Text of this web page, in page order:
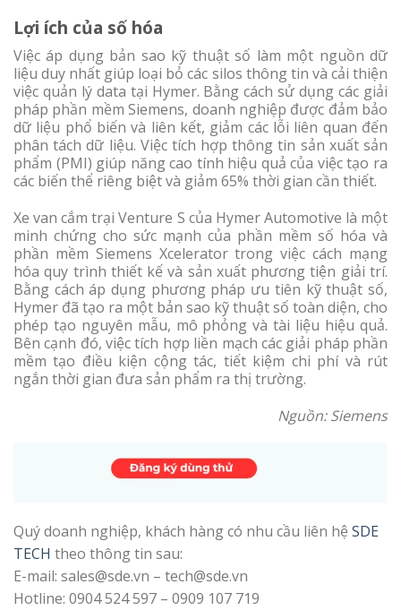
Lợi ích của số hóa
Việc áp dụng bản sao kỹ thuật số làm một nguồn dữ
liệu duy nhất giúp loại bỏ các silos thông tin và cải thiện
việc quản lý data tại Hymer. Bằng cách sử dụng các giải
pháp phần mềm Siemens, doanh nghiệp được đảm bảo
dữ liệu phổ biến và liên kết, giảm các lỗi liên quan đến
phân tách dữ liệu. Việc tích hợp thông tin sản xuất sản
phẩm (PMI) giúp năng cao tính hiệu quả của việc tạo ra
các biến thể riêng biệt và giảm 65% thời gian cần thiết.
Xe van cắm trại Venture S của Hymer Automotive là một
minh chứng cho sức mạnh của phần mềm số hóa và
phần mềm Siemens Xcelerator trong việc cách mạng
hóa quy trình thiết kế và sản xuất phương tiện giải trí.
Bằng cách áp dụng phương pháp ưu tiên kỹ thuật số,
Hymer đã tạo ra một bản sao kỹ thuật số toàn diện, cho
phép tạo nguyên mẫu, mô phỏng và tài liệu hiệu quả.
Bên cạnh đó, việc tích hợp liền mạch các giải pháp phần
mềm tạo điều kiện cộng tác, tiết kiệm chi phí và rút
ngắn thời gian đưa sản phẩm ra thị trường.
Nguồn: Siemens
Quý doanh nghiệp, khách hàng có nhu cầu liên hệ SDE
TECH theo thông tin sau:
E-mail: sales@sde.vn – tech@sde.vn
Hotline: 0904 524 597 – 0909 107 719